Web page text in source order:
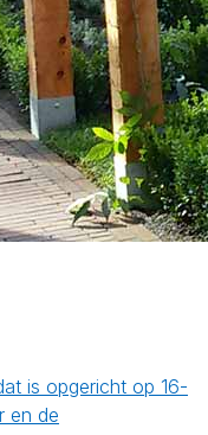
is opgericht op 16-
en de